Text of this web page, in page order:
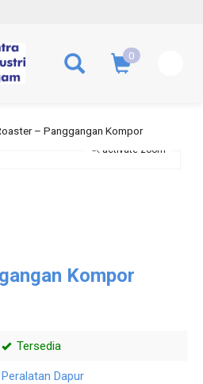
0
– Panggangan Kompor
activate zoom
Kompor
Tersedia
Peralatan Dapur